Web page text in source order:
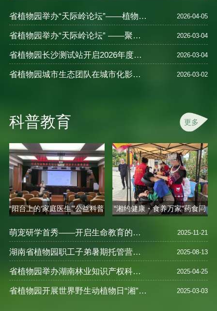
省植物园举办“天际岭论坛”——植物的多样性、保育、种质创新及应用—以秋海棠为例 2026-04-05
省植物园举办“天际岭论坛” ——聚焦植物健康智慧与中医养生 2026-03-04
省植物园长沙测试站开启2026年度樱花新品种测试 2026-03-04
省植物园城市生态团队在城市化影响湿地N2O排放及氮循环机制研究中取得进展 2026-03-02
科普教育 更多
“阳台上的‘家庭医生’”公益科普
“湘约健康・食养万家”药食同
萌宠研学首秀——开启生命教育的奇妙之旅 2025-11-21
湖南省植物园职工子弟暑期托管营圆满落幕 ——探索自然奥秘，乐享缤纷暑假 2025-08-13
省植物园举办湖南林业知识产权科普宣教活动 2025-04-25
省植物园开展世界野生动植物日“湘”遇奇珍--珍稀野生植物探访之旅活动 2025-03-03